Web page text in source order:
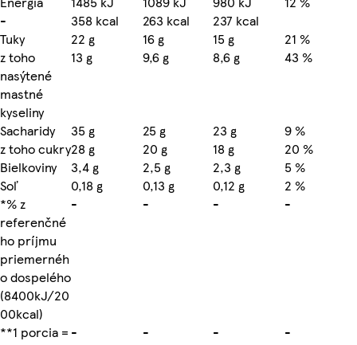
-
358 kcal 263 kcal
237 kcal
Tuky
22 g 16 g 15 g
21 %
z toho
nasýtené
mastné
kyseliny
13 g 9,6 g 8,6 g 43 %
Sacharidy 35 g 25 g 23 g
9 %
z toho cukry28 g 20 g 18 g
20 %
Bielkoviny
3,4 g 2,5 g 2,3 g
5 %
Soľ
0,18 g 0,13 g 0,12 g
2 %
*% z
referenčné
ho príjmu
priemernéh
o dospelého
(8400kJ/20
00kcal)
- - - -
**1 porcia = - - - -